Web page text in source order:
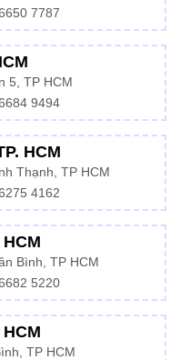
7787
5, TP HCM
9494
HCM
Thạnh, TP HCM
4162
Bình, TP HCM
5220
TP HCM